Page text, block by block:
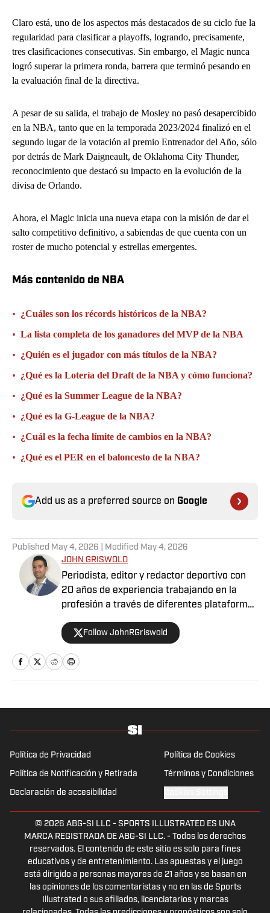
Claro está, uno de los aspectos más destacados de su ciclo fue la
regularidad para clasificar a playoffs, logrando, precisamente,
tres clasificaciones consecutivas. Sin embargo, el Magic nunca
logró superar la primera ronda, barrera que terminó pesando en
la evaluación final de la directiva.
A pesar de su salida, el trabajo de Mosley no pasó desapercibido
en la NBA, tanto que en la temporada 2023/2024 finalizó en el
segundo lugar de la votación al premio Entrenador del Año, sólo
por detrás de Mark Daigneault, de Oklahoma City Thunder,
reconocimiento que destacó su impacto en la evolución de la
divisa de Orlando.
Ahora, el Magic inicia una nueva etapa con la misión de dar el
salto competitivo definitivo, a sabiendas de que cuenta con un
roster de mucho potencial y estrellas emergentes.
Más contenido de NBA
• ¿Cuáles son los récords históricos de la NBA?
• La lista completa de los ganadores del MVP de la NBA
• ¿Quién es el jugador con más títulos de la NBA?
• ¿Qué es la Lotería del Draft de la NBA y cómo funciona?
• ¿Qué es la Summer League de la NBA?
• ¿Qué es la G-League de la NBA?
• ¿Cuál es la fecha límite de cambios en la NBA?
• ¿Qué es el PER en el baloncesto de la NBA?
Add us as a preferred source on Google
Published May 4, 2026 | Modified May 4, 2026
JOHN GRISWOLD
Periodista, editor y redactor deportivo con
20 años de experiencia trabajando en la
profesión a través de diferentes plataformas
eventos a nivel internacional en países como
Puerto Rico y España. Apasionado del fútbol,
tener la oportunidad de combinar la
opinando, con el deporte, es un auténtico
privilegio.
Follow JohnRGriswold
Política de Privacidad Política de Cookies
Política de Notificación y Retirada Términos y Condiciones
Declaración de accesibilidad
© 2026 ABG-SI LLC - SPORTS ILLUSTRATED ES UNA
MARCA REGISTRADA DE ABG-SI LLC. - Todos los derechos
reservados. El contenido de este sitio es solo para fines
educativos y de entretenimiento. Las apuestas y el juego
está dirigido a personas mayores de 21 años y se basan en
las opiniones de los comentaristas y no en las de Sports
Illustrated o sus afiliados, licenciatarios y marcas